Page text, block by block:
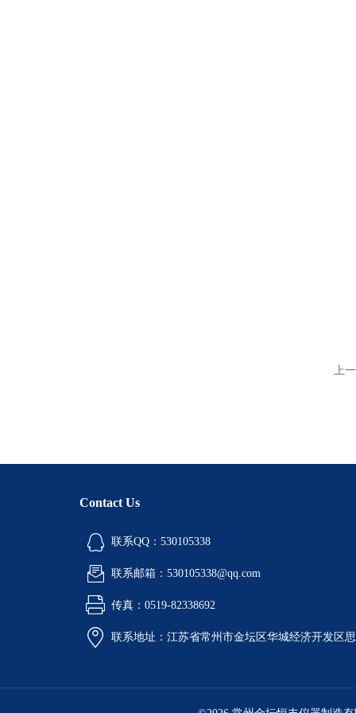
上
Contact Us
联系QQ：530105338
联系邮箱：530105338@qq.com
传真：0519-82338692
联系地址：江苏省常州市金坛区华城经济开发区